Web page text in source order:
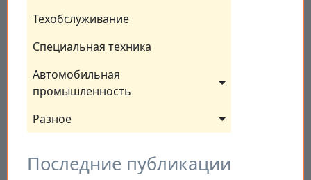
Техобслуживание
Специальная техника
Автомобильная
промышленность
Разное
Последние публикации